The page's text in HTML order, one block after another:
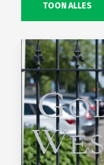
TOON ALLES